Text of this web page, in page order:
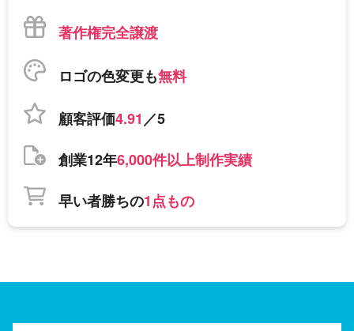
著作権完全譲渡
ロゴの色変更も無料
顧客評価4.91／5
創業12年6,000件以上制作実績
早い者勝ちの1点もの